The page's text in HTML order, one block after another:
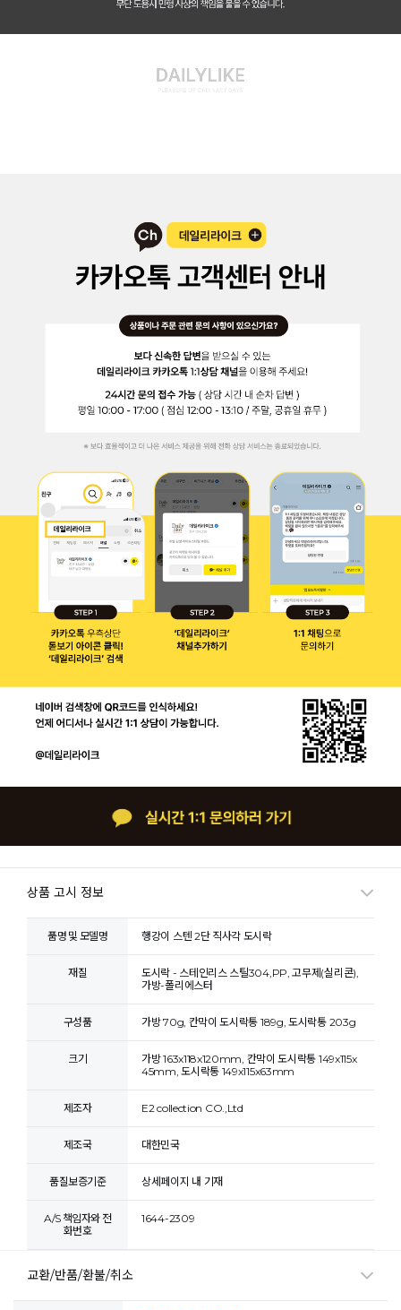
상품 고시 정보
품명 및 모델명 행강이 스텐 2단 직사각 도시락
재질
도시락 - 스테인리스 스틸304,PP, 고무제(실리콘),
가방-폴리에스터
구성품 가방 70g, 칸막이 도시락통 189g, 도시락통 203g
크기
가방 163x118x120mm, 칸막이 도시락통 149x115x
45mm, 도시락통 149x115x63mm
제조자 E2 collection CO.,Ltd
제조국 대한민국
품질보증기준 상세페이지 내 기재
A/S 책임자와 전
화번호
1644-2309
교환/반품/환불/취소